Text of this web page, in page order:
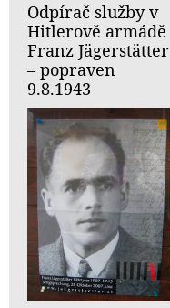
Odpírač služby v
Hitlerově armádě
Franz Jägerstätter
– popraven
9.8.1943